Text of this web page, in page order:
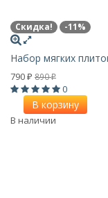
Скидка! -11%
Набор мягких
790 ₽ 890₽
0
В корзину
В наличии